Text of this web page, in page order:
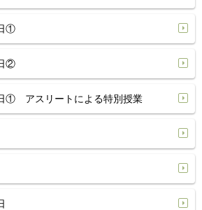
①
②
① アスリートによる特別授業